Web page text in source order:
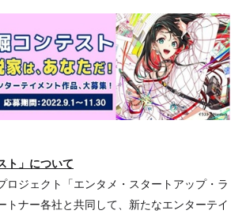
ト」について
ロジェクト「エンタメ・スタートアップ・ラ
トナー各社と共同して、新たなエンターテイ